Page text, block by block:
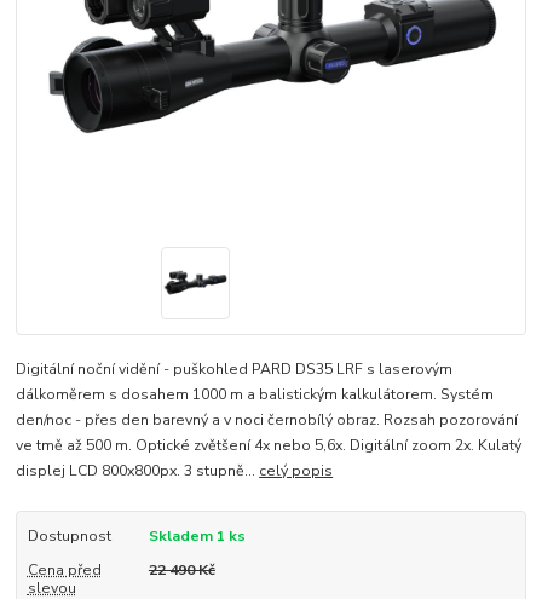
Digitální noční vidění - puškohled PARD DS35 LRF s laserovým
dálkoměrem s dosahem 1000 m a balistickým kalkulátorem. Systém
den/noc - přes den barevný a v noci černobílý obraz. Rozsah pozorování
ve tmě až 500 m. Optické zvětšení 4x nebo 5,6x. Digitální zoom 2x. Kulatý
displej LCD 800x800px. 3 stupně... celý popis
Dostupnost
Skladem 1 ks
Cena před
slevou
22 490 Kč